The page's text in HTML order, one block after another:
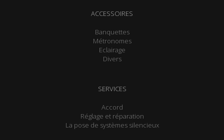
ACCESSOIRES
Banquettes
Métronomes
Eclairage
Divers
SERVICES
Accord
Réglage et réparation
La pose de systèmes silencieux